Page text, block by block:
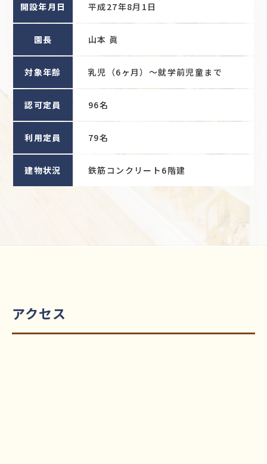
開設年月日 平成27年8月1日
園長 山本 眞
対象年齢 乳児（6ヶ月）〜就学前児童まで
認可定員 96名
利用定員 79名
建物状況 鉄筋コンクリート6階建
アクセス